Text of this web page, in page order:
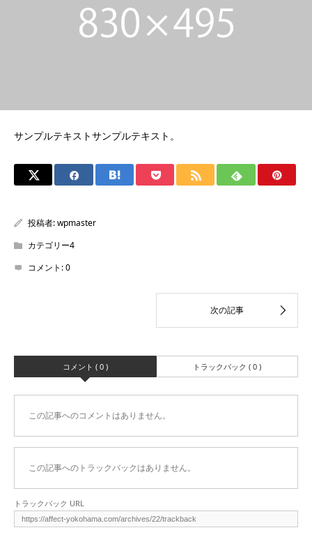
サンプルテキストサンプルテキスト。
投稿者:wpmaster
カテゴリー4
コメント:0
コメント ( 0 ) トラックバック ( 0 )
この記事へのコメントはありません。
この記事へのトラックバックはありません。
トラックバック URL